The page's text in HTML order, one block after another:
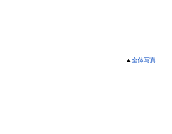
▲全体写真